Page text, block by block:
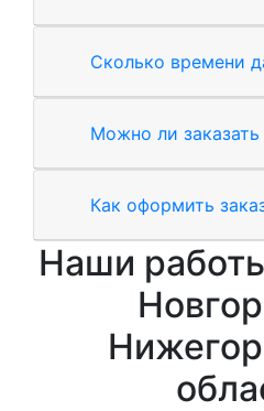
Сколько времени
Можно ли
Как оформить
Наши